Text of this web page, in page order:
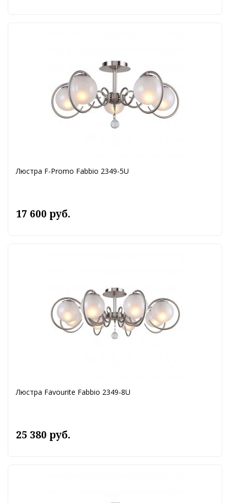
Люстра F-Promo Fabbio 2349-5U
17 600 руб.
Люстра Favourite Fabbio 2349-8U
25 380 руб.